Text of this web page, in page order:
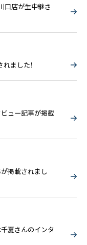
口店が生中継さ
ました！
ビュー記事が掲載
が掲載されまし
夏さんのインタ